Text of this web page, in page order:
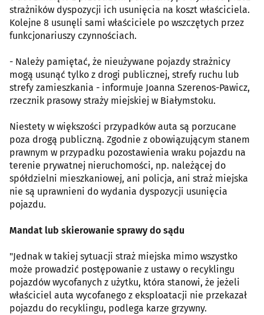
strażników dyspozycji ich usunięcia na koszt właściciela.
Kolejne 8 usunęli sami właściciele po wszczętych przez
funkcjonariuszy czynnościach.
- Należy pamiętać, że nieużywane pojazdy strażnicy
mogą usunąć tylko z drogi publicznej, strefy ruchu lub
strefy zamieszkania - informuje Joanna Szerenos-Pawicz,
rzecznik prasowy straży miejskiej w Białymstoku.
Niestety w większości przypadków auta są porzucane
poza drogą publiczną. Zgodnie z obowiązującym stanem
prawnym w przypadku pozostawienia wraku pojazdu na
terenie prywatnej nieruchomości, np. należącej do
spółdzielni mieszkaniowej, ani policja, ani straż miejska
nie są uprawnieni do wydania dyspozycji usunięcia
pojazdu.
Mandat lub skierowanie sprawy do sądu
"Jednak w takiej sytuacji straż miejska mimo wszystko
może prowadzić postępowanie z ustawy o recyklingu
pojazdów wycofanych z użytku, która stanowi, że jeżeli
właściciel auta wycofanego z eksploatacji nie przekazał
pojazdu do recyklingu, podlega karze grzywny.